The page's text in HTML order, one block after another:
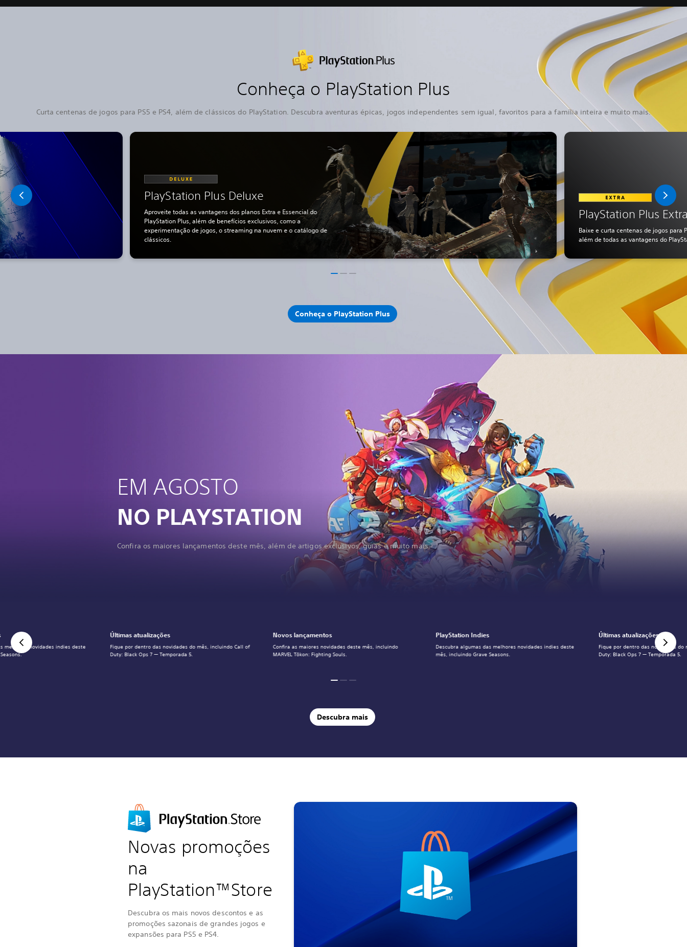
Conheça o PlayStation Plus
Curta centenas de jogos para PS5 e PS4, além de clássicos do PlayStation. Descubra aventuras épicas, jogos independentes sem igual, favoritos para a família inteira e muito mais.
PlayStation Plus Deluxe
Aproveite todas as vantagens dos planos Extra e Essencial do
PlayStation Plus, além de benefícios exclusivos, como a
experimentação de jogos, o streaming na nuvem e o catálogo de
clássicos.
PlayStation Plus
Baixe e curta centenas de jogos para
além de todas as vantagens do
Conheça o PlayStation Plus
EM AGOSTO
NO PLAYSTATION
Confira os maiores lançamentos deste mês, além de artigos exclusivos, guias e muito mais.
Novos lançamentos
Confira as maiores novidades deste mês, incluindo
MARVEL Tōkon: Fighting Souls.
PlayStation Indies
Descubra algumas das melhores novidades indies deste
mês, incluindo Grave Seasons.
Últimas atualizações
Fique por dentro das novidades do
Duty: Black Ops 7 — Temporada 5.
melhores novidades indies deste
Últimas atualizações
Fique por dentro das novidades do mês, incluindo Call of
Duty: Black Ops 7 — Temporada 5.
Descubra mais
Novas promoções
na
PlayStation™Store
Descubra os mais novos descontos e as
promoções sazonais de grandes jogos e
expansões para PS5 e PS4.